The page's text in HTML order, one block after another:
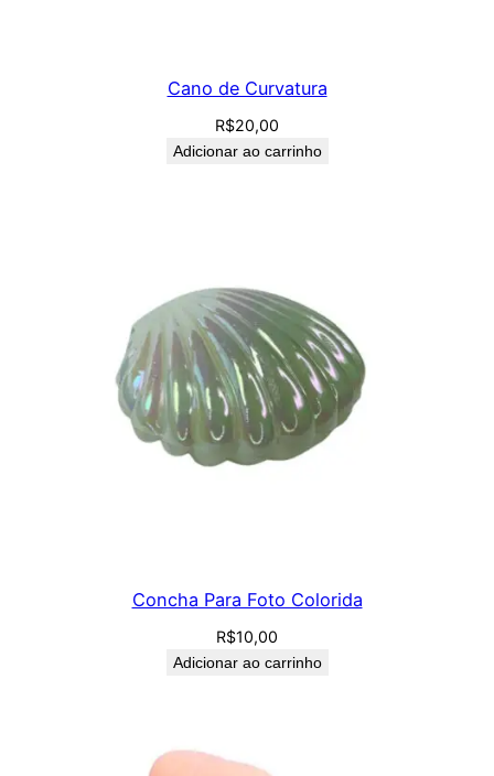
Cano de Curvatura
R$20,00
Adicionar ao carrinho
Concha Para Foto Colorida
R$10,00
Adicionar ao carrinho